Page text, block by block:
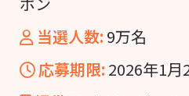
当選人数: 9万名
応募期限: 2026年1月